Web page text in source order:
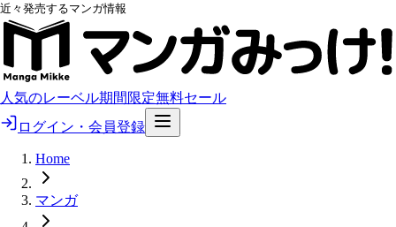
近々発売するマンガ情報
人気のレーベル期間限定無料セール
ログイン・会員登録
Home
マンガ